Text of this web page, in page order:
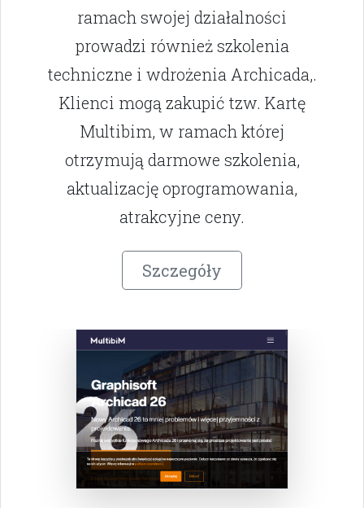
ramach swojej działalności
prowadzi również szkolenia
techniczne i wdrożenia Archicada,.
Klienci mogą zakupić tzw. Kartę
Multibim, w ramach której
otrzymują darmowe szkolenia,
aktualizację oprogramowania,
atrakcyjne ceny.
Szczegóły